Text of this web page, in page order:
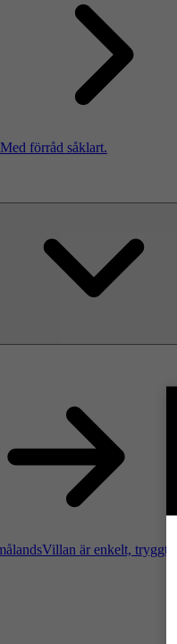
förråd såklart.
är enkelt, tryggt